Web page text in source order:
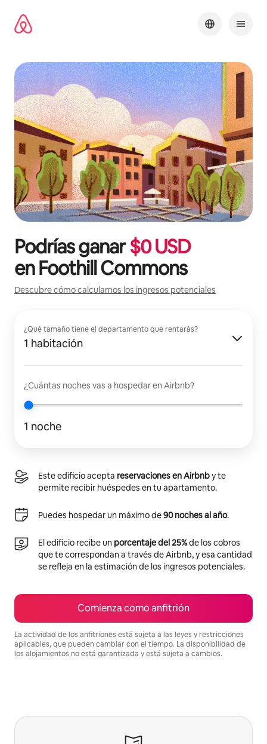
contenido
Podrías ganar$0USD
enFoothill Commons
Descubre cómo calculamos los ingresos potenciales
¿Qué tamaño tiene el departamento que rentarás?
1 habitación
¿Cuántas noches vas a hospedar en Airbnb?
1 noche
Este edificio acepta reservaciones en Airbnby te
permite recibir huéspedes en tu apartamento.
Puedes hospedar un máximo de90 noches al año.
El edificio recibe un porcentaje del 25%de los cobros
que te correspondan a través de Airbnb, y esa cantidad
se refleja en la estimación de los ingresos potenciales.
Comienza como anfitrión
La actividad de los anfitriones está sujeta a las leyes y restricciones
aplicables, que pueden cambiar con el tiempo. La disponibilidad de
los alojamientos no está garantizada y está sujeta a cambios.